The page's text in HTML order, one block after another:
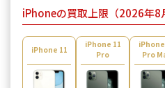
iPhoneの買取上限（2026年8
iPhone 11
iPhone 11
Pro
iPhone
Pro